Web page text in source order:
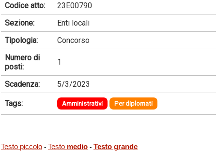
Codice atto:
23E00790
Sezione:
Enti locali
Tipologia:
Concorso
Numero di
posti:
1
Scadenza: 5/3/2023
Tags: Amministrativi Per diplomati
Testo piccolo - Testo medio - Testo grande